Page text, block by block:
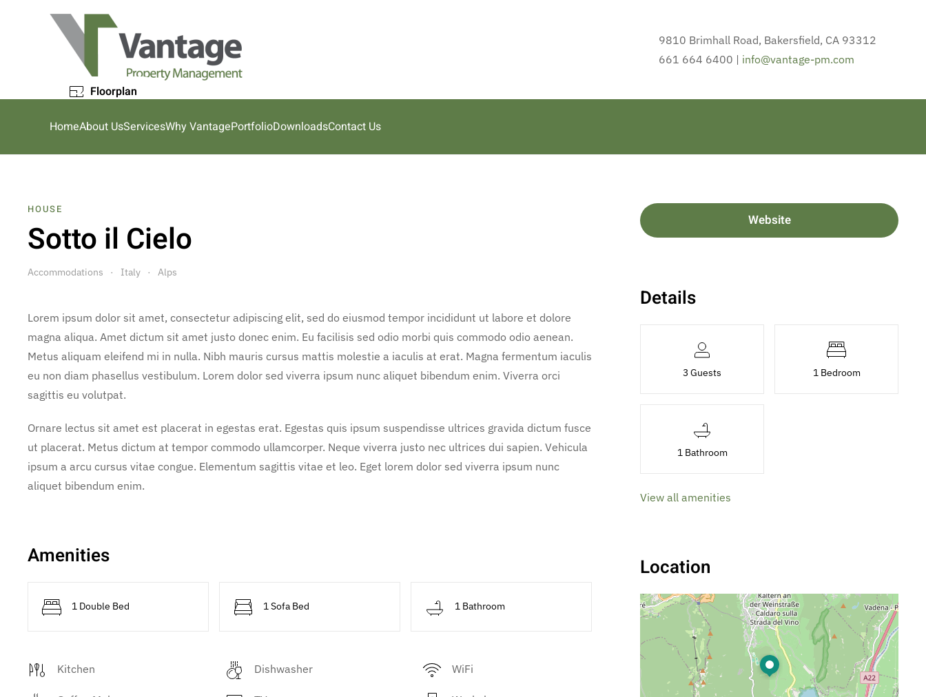
Skip to main content
9810 Brimhall Road, Bakersfield, CA 93312
661 664 6400 | info@vantage-pm.com
HomeAbout UsServicesWhy VantagePortfolioDownloadsContact Us
Floorplan
HOUSE
Sotto il Cielo
Accommodations Italy Alps
Lorem ipsum dolor sit amet, consectetur adipiscing elit, sed do eiusmod tempor incididunt ut labore et dolore
magna aliqua. Amet dictum sit amet justo donec enim. Eu facilisis sed odio morbi quis commodo odio aenean.
Metus aliquam eleifend mi in nulla. Nibh mauris cursus mattis molestie a iaculis at erat. Magna fermentum iaculis
eu non diam phasellus vestibulum. Lorem dolor sed viverra ipsum nunc aliquet bibendum enim. Viverra orci
sagittis eu volutpat.
Ornare lectus sit amet est placerat in egestas erat. Egestas quis ipsum suspendisse ultrices gravida dictum fusce
ut placerat. Metus dictum at tempor commodo ullamcorper. Neque viverra justo nec ultrices dui sapien. Vehicula
ipsum a arcu cursus vitae congue. Elementum sagittis vitae et leo. Eget lorem dolor sed viverra ipsum nunc
aliquet bibendum enim.
Amenities
1 Double Bed 1 Sofa Bed 1 Bathroom
Kitchen Dishwasher WiFi
Website
Details
3 Guests 1 Bedroom
1 Bathroom
View all amenities
Location